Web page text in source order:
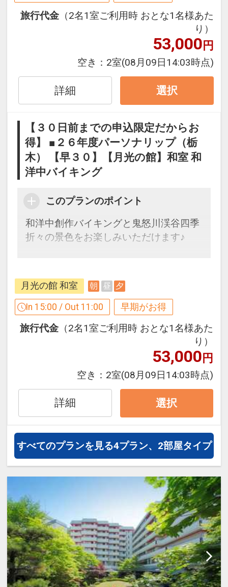
す。
２９日前以降の宿泊条件の変更（部屋、
人数、おとな・こどもの内訳、食事条
件・内容 等）はできません。
ここがポイント！
●夕食時、ソフトドリンク飲み放題付
※旅行代金に含まれます。
設定期間：2026年4月1日～2027年3月
31日
17299848
旅行代金 （2名1室ご利用時 おとな1名様あた
り）
53,000円
空き： 2室(08月09日14:03時点)
詳細 選択
【３０日前までの申込限定だからお
得】 ■２６年度パーソナリップ（栃
木） 【早３０】【月光の館】和室 和
洋中バイキング
このプランのポイント
和洋中創作バイキングと鬼怒川渓谷四季
折々の景色をお楽しみいただけます♪
【早３０割】
早期予約限定！３０日前までのご予約が
お得です。
す。
２９日前以降の宿泊条件の変更（部屋、
人数、おとな・こどもの内訳、食事条
件・内容 等）はできません。
ここがポイント！
●夕食時、ソフトドリンク飲み放題付
※旅行代金に含まれます。
インターネットコース番号：DP-1-
17299847
月光の館 和室 朝 昼 夕
In 15:00 / Out 11:00 早期がお得
旅行代金 （2名1室ご利用時 おとな1名様あた
り）
53,000円
空き： 2室(08月09日14:03時点)
詳細 選択
すべてのプランを見る4プラン、2部屋タイプ